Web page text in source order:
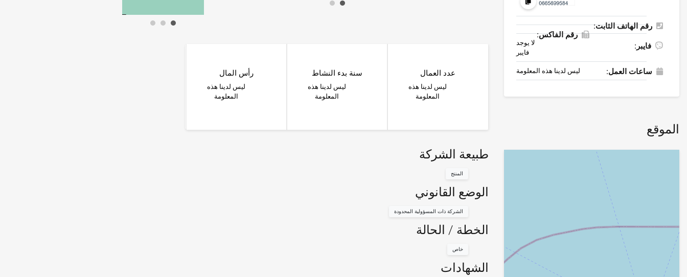
رقم الهاتف الثابت:
رقم الفاكس:
فايبر:
لا يوجد
فايبر
ساعات العمل: ليس لدينا هذه المعلومة
الموقع
عدد العمال
ليس لدينا هذه
المعلومة
سنة بدء النشاط
ليس لدينا هذه
المعلومة
رأس المال
ليس لدينا هذه
المعلومة
طبيعة الشركة
المنتج
الوضع القانوني
الشركة ذات المسؤولية المحدودة
الخطة / الحالة
خاص
الشهادات